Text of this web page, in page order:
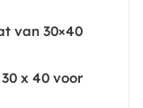
van 30×40
x 40 voor